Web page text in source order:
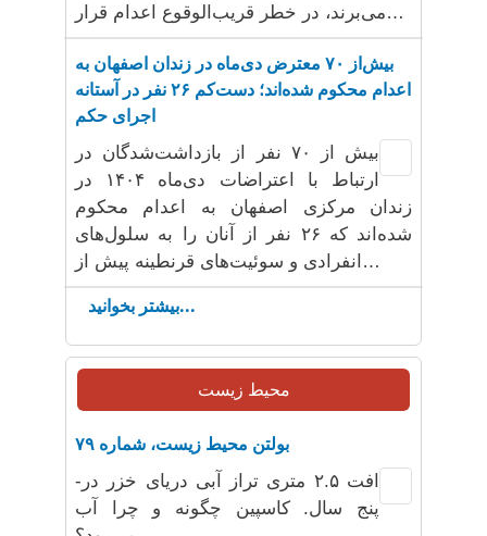
می‌برند، در خطر قریب‌الوقوع اعدام قرار…
بیش‌از ۷۰ معترض دی‌ماه در زندان اصفهان به
اعدام محکوم شده‌اند؛ دست‌کم ۲۶ نفر در آستانه
اجرای حکم
بیش از ۷۰ نفر از بازداشت‌شدگان در
ارتباط با اعتراضات دی‌ماه ۱۴۰۴ در
زندان مرکزی اصفهان به اعدام محکوم
شده‌اند که ۲۶ نفر از آنان را به سلول‌های
انفرادی و سوئیت‌های قرنطینه پیش از…
بیشتر بخوانید...
محیط زیست
بولتن محیط زیست، شماره ۷۹
-افت ۲.۵ متری تراز آبی دریای خزر در
پنج سال. کاسپین چگونه و چرا آب